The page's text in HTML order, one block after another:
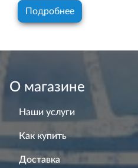
Подробнее
О магазине
Наши услуги
Как купить
Доставка